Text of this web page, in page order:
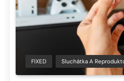
FIXED Sluchátka A